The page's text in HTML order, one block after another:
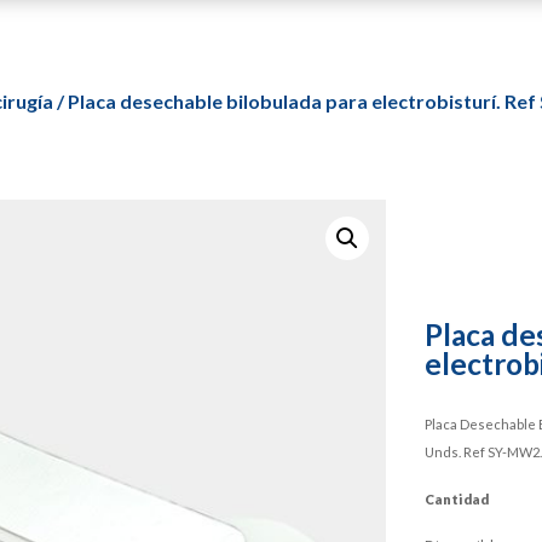
/ Placa desechable bilobulada para electrobisturí. Ref
Placa
Placa Desechable
Unds. Ref SY-MW2.
Cantidad